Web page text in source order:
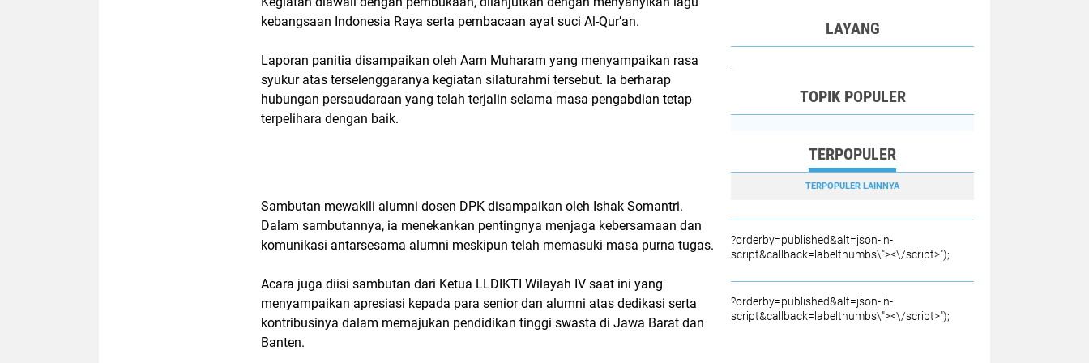
kebangsaan Indonesia Raya serta pembacaan ayat suci Al-Qur’an.
Laporan panitia disampaikan oleh Aam Muharam yang menyampaikan rasa
syukur atas terselenggaranya kegiatan silaturahmi tersebut. Ia berharap
hubungan persaudaraan yang telah terjalin selama masa pengabdian tetap
terpelihara dengan baik.
Sambutan mewakili alumni dosen DPK disampaikan oleh Ishak Somantri.
Dalam sambutannya, ia menekankan pentingnya menjaga kebersamaan dan
komunikasi antarsesama alumni meskipun telah memasuki masa purna tugas.
Acara juga diisi sambutan dari Ketua LLDIKTI Wilayah IV saat ini yang
menyampaikan apresiasi kepada para senior dan alumni atas dedikasi serta
kontribusinya dalam memajukan pendidikan tinggi swasta di Jawa Barat dan
Banten.
LAYANG
TOPIK POPULER
TERPOPULER
TERPOPULER LAINNYA
?orderby=published&alt=json-in-
script&callback=labelthumbs\"><\/script>");
?orderby=published&alt=json-in-
script&callback=labelthumbs\"><\/script>");